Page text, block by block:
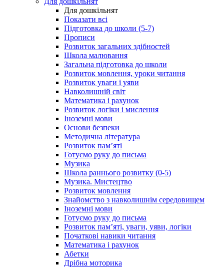
Для дошкільнят
Показати всі
Підготовка до школи (5-7)
Прописи
Розвиток загальних здібностей
Школа малювання
Загальна підготовка до школи
Розвиток мовлення, уроки читання
Розвиток уваги і уяви
Навколишній світ
Математика і рахунок
Розвиток логіки і мислення
Іноземні мови
Основи безпеки
Методична література
Розвиток пам’яті
Готуємо руку до письма
Музика
Школа раннього розвитку (0-5)
Музика. Мистецтво
Розвиток мовлення
Знайомство з навколишнім середовищем
Іноземні мови
Готуємо руку до письма
Розвиток пам’яті, уваги, уяви, логіки
Початкові навики читання
Математика і рахунок
Абетки
Дрібна моторика